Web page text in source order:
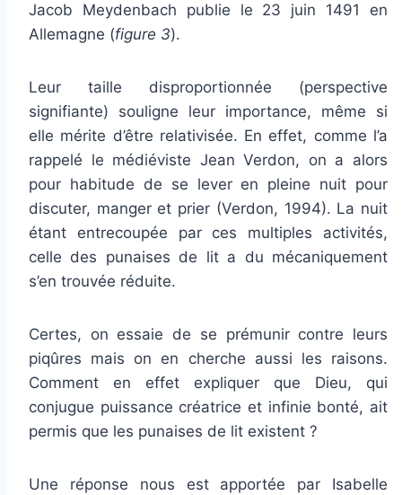
Jacob Meydenbach publie le 23 juin 1491 en
Allemagne (figure 3).
Leur taille disproportionnée (perspective
signifiante) souligne leur importance, même si
elle mérite d’être relativisée. En effet, comme l’a
rappelé le médiéviste Jean Verdon, on a alors
pour habitude de se lever en pleine nuit pour
discuter, manger et prier (Verdon, 1994). La nuit
étant entrecoupée par ces multiples activités,
celle des punaises de lit a du mécaniquement
s’en trouvée réduite.
Certes, on essaie de se prémunir contre leurs
piqûres mais on en cherche aussi les raisons.
Comment en effet expliquer que Dieu, qui
conjugue puissance créatrice et infinie bonté, ait
permis que les punaises de lit existent ?
Une réponse nous est apportée par Isabelle